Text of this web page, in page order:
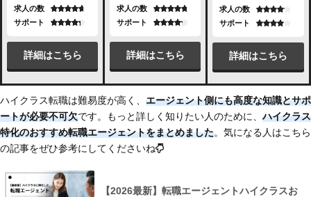
求人の数
サポート
詳細はこちら
求人の数
サポート
詳細はこちら
求人の数
サポート
詳細はこちら
ハイクラス転職は難易度が高く、 エージェント側にも高度な知識とサポ
ートが必要不可欠です。もっと詳しく知りたい人のために、ハイクラス
特化のおすすめ転職エージェントをまとめました。気になる人はこちら
の記事をぜひ参考にしてくださいね
【2026最新】転職エージェントハイクラスお